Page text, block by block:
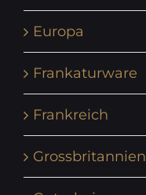
Europa
Frankaturware
Frankreich
Grossbritannien